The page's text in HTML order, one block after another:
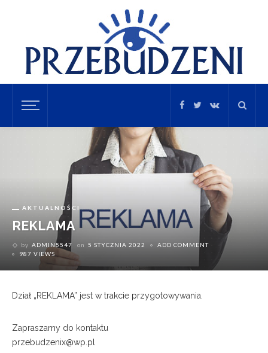
AKTUALNOŚCI
REKLAMA
by ADMIN5547 on 5 STYCZNIA 2022
ADD COMMENT
987 VIEWS
Dział „REKLAMA” jest w trakcie przygotowywania.
Zapraszamy do kontaktu
przebudzenix@wp.pl